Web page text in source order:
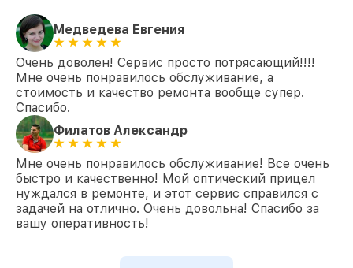
Медведева Евгения
Очень доволен! Сервис просто потрясающий!!!!
Мне очень понравилось обслуживание, а
стоимость и качество ремонта вообще супер.
Спасибо.
Филатов Александр
Мне очень понравилось обслуживание! Все очень
быстро и качественно! Мой оптический прицел
нуждался в ремонте, и этот сервис справился с
задачей на отлично. Очень довольна! Спасибо за
вашу оперативность!